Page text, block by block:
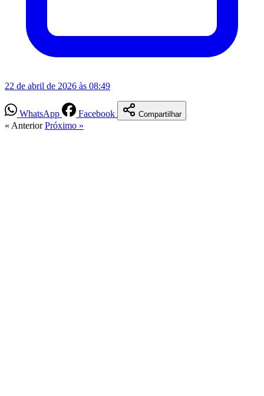
22 de abril de 2026 às 08:49
WhatsApp Facebook Compartilhar
« AnteriorPróximo »